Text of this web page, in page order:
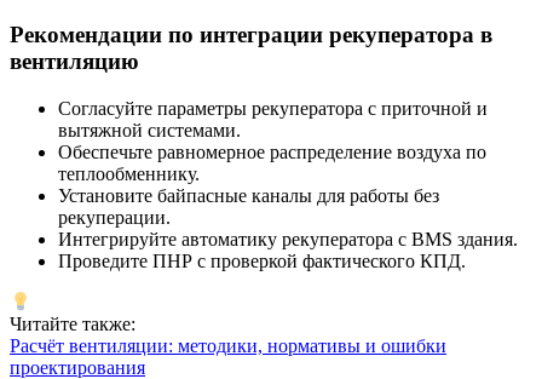
Рекомендации по интеграции рекуператора в
вентиляцию
Согласуйте параметры рекуператора с приточной и
вытяжной системами.
Обеспечьте равномерное распределение воздуха по
теплообменнику.
Установите байпасные каналы для работы без
рекуперации.
Интегрируйте автоматику рекуператора с BMS здания.
Проведите ПНР с проверкой фактического КПД.
Читайте также:
Расчёт вентиляции: методики, нормативы и ошибки
проектирования